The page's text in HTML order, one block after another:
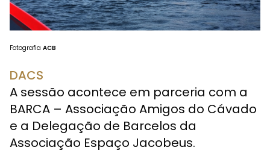
Fotografia ACB
DACS
A sessão acontece em parceria com a
BARCA – Associação Amigos do Cávado
e a Delegação de Barcelos da
Associação Espaço Jacobeus.